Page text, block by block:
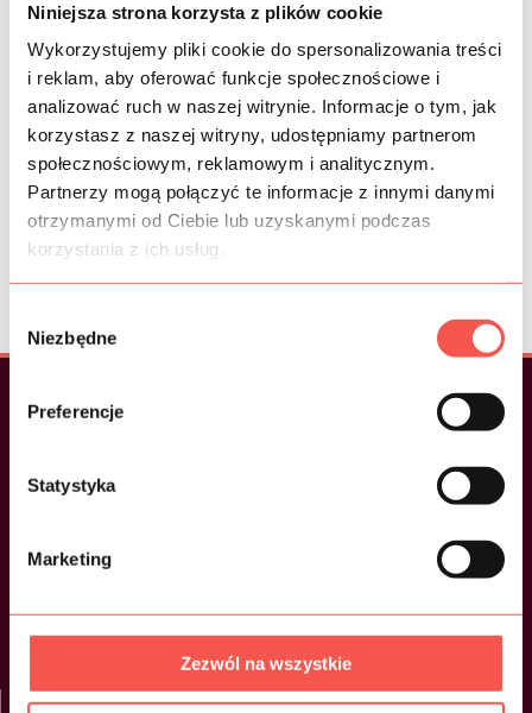
Niniejsza strona korzysta z plików cookie
Wykorzystujemy pliki cookie do spersonalizowania treści
i reklam, aby oferować funkcje społecznościowe i
analizować ruch w naszej witrynie. Informacje o tym, jak
korzystasz z naszej witryny, udostępniamy partnerom
społecznościowym, reklamowym i analitycznym.
Partnerzy mogą połączyć te informacje z innymi danymi
otrzymanymi od Ciebie lub uzyskanymi podczas
korzystania z ich usług.
zgody
Niezbędne
Preferencje
Statystyka
Marketing
Zezwól na wszystkie
Klienci, którzy nam zaufali
Zobacz nasze
O nas
Portfolio